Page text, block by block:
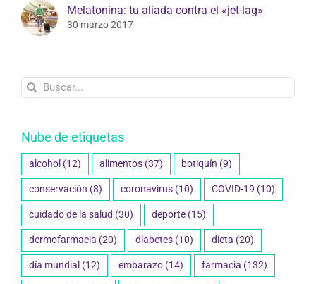
Melatonina: tu aliada contra el «jet-lag»
30 marzo 2017
Buscar:
Nube de etiquetas
alcohol (12) alimentos (37) botiquín (9)
conservación (8) coronavirus (10) COVID-19 (10)
cuidado de la salud (30) deporte (15)
dermofarmacia (20) diabetes (10) dieta (20)
día mundial (12) embarazo (14) farmacia (132)